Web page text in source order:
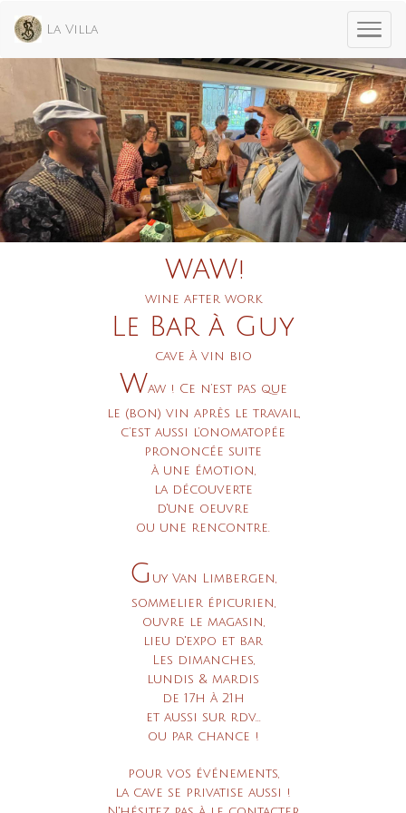
La Villa
WAW!
wine after work
Le Bar à Guy
cave à vin bio
Waw ! Ce n’est pas que
le (bon) vin après le travail,
c’est aussi l’onomatopée
prononcée suite
à une émotion,
la découverte
d'une oeuvre
ou une rencontre.
G uy Van Limbergen,
sommelier épicurien,
ouvre le magasin,
lieu d'expo et bar
Les dimanches,
lundis & mardis
de 17h à 21h
et aussi sur rdv...
ou par chance !
pour vos événements,
la cave se privatise aussi !